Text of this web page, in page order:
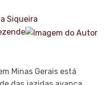
Siqueira
Minas Gerais está